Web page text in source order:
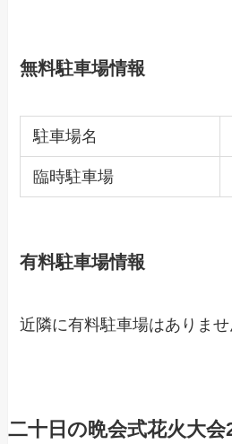
無料駐車場情報
駐車場名
臨時駐車場
有料駐車場情報
近隣に有料駐車場はありませ
二十日の晩会式花火大